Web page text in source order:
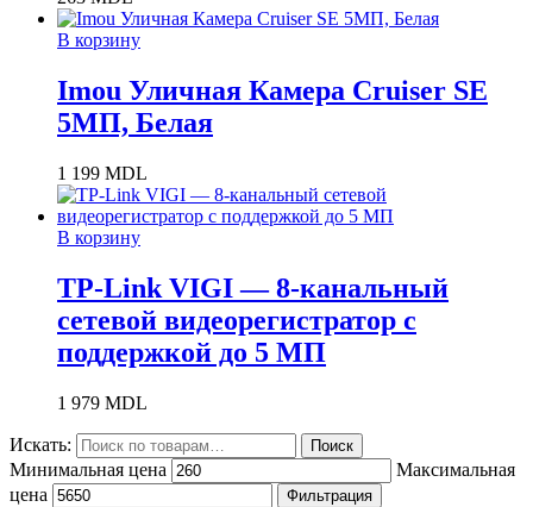
В корзину
Imou Уличная Камера Cruiser SE
5МП, Белая
1 199 MDL
В корзину
TP-Link VIGI — 8-канальный
сетевой видеорегистратор с
поддержкой до 5 МП
1 979 MDL
Искать: Поиск
Минимальная цена
Максимальная
цена
Фильтрация